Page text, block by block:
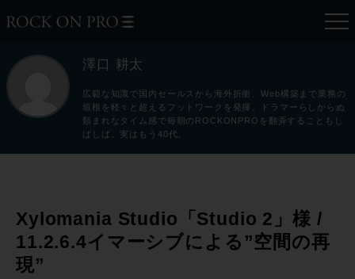
澤口 耕太
広範な知識で国内セールスから海外折衝、Web構築まで業務の
垣根を軽々と超えるフットワークを発揮。ドラマーらしからぬ
類まれなタイム感で毎朝のROCKONPROを翻弄することもし
ばしば。実はもう40代。
Xylomania Studio「Studio 2」様 /
11.2.6.4イマーシブによる”空間の再
現”